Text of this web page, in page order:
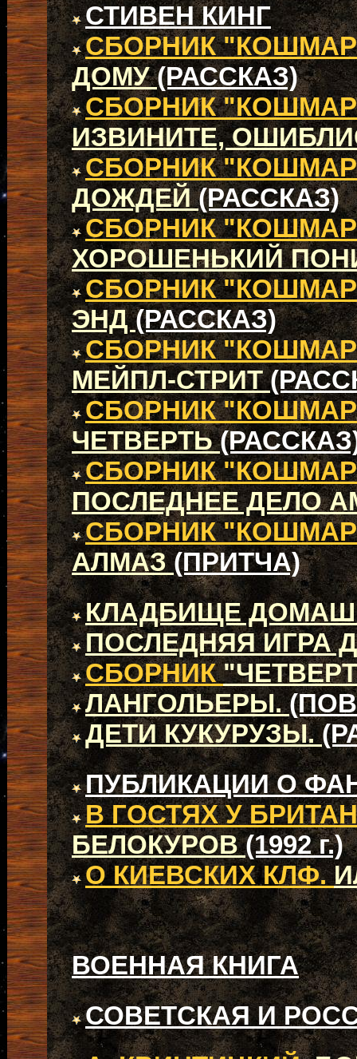
СТИВЕН КИНГ
СБОРНИК
ДОМУ(РАССКАЗ)
СБОРНИК
ИЗВИНИТЕ,
СБОРНИК
ДОЖДЕЙ(РАССКАЗ)
СБОРНИК
ХОРОШЕНЬКИЙ
СБОРНИК
ЭНД(РАССКАЗ)
СБОРНИК
МЕЙПЛ-СТРИТ
СБОРНИК
ЧЕТВЕРТЬ
СБОРНИК
ПОСЛЕДНЕЕ ДЕЛО
СБОРНИК
АЛМАЗ(ПРИТЧА)
КЛАДБИЩЕ
ПОСЛЕДНЯЯ ИГРА
СБОРНИК
ЛАНГОЛЬЕРЫ.
ДЕТИ КУКУРУЗЫ.
ПУБЛИКАЦИИ О
В ГОСТЯХ У
БЕЛОКУРОВ(1992 г.)
О КИЕВСКИХ КЛФ.
ВОЕННАЯ КНИГА
СОВЕТСКАЯ И